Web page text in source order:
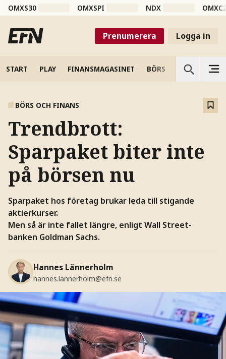
OMXS30 OMXSPI NDX
Prenumerera Logga in
START PLAY FINANSMAGASINET BÖRS VETENSKAP
BÖRS OCH FINANS
Trendbrott:
Sparpaket biter inte
på börsen nu
Sparpaket hos företag brukar leda till stigande
aktierkurser.
Men så är inte fallet längre, enligt Wall Street-
banken Goldman Sachs.
Hannes Lännerholm
hannes.lannerholm@efn.se